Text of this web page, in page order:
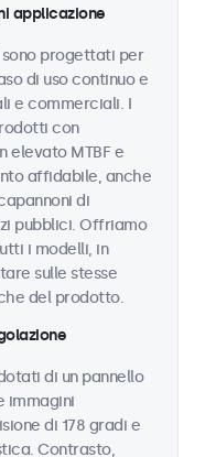
applicazione
progettati per
di uso continuo e
e commerciali. I
con
elevato MTBF e
affidabile, anche
di
pubblici. Offriamo
i modelli, in
sulle stesse
del prodotto.
di un pannello
immagini
di 178 gradi e
Contrasto,